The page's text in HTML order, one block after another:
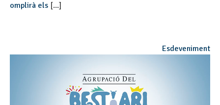
omplirà els [...]
Esdeveniment